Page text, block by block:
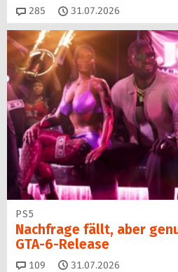
285 Kommentare
31.07.2026
PS5
Nachfrage fällt, aber
GTA-6-Release
109 Kommentare
31.07.2026